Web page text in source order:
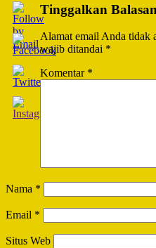
Tinggalkan Balasan
Alamat email Anda tidak
wajib ditandai *
Komentar *
Nama *
Email *
Situs Web